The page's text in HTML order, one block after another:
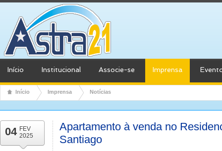
Início Institucional Associe-se Imprensa
Início Imprensa Notícias
04 FEV
2025
Apartamento à venda no
Santiago